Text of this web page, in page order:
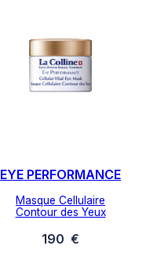
EYE PERFORMANCE
Masque Cellulaire
Contour des Yeux
190 €